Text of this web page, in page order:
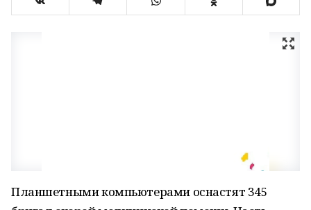
Планшетными компьютерами оснастят 345